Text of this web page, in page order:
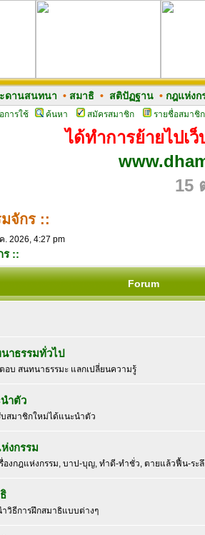
ดานสนทนา • สมาธิ• สติปัฏฐาน• กฎแห่งก
การใช้ ค้นหา สมัครสมาชิก รายชื่อสมาชิก
ได้ทำการย้ายไปเ
15
จักร ::
. 2026, 4:27 pm
ร ::
Forum
าธรรมทั่วไป
อบ สนทนาธรรมะ แลกเปลี่ยนความรู้
ำตัว
สมาชิกใหม่ได้แนะนำตัว
งกรรม
รื่องกฎแห่งกรรม, บาป-บุญ, ทำดี-ทำชั่ว, ตายแล้วฟื้น-ระ
ำวิธีการฝึกสมาธิแบบต่างๆ